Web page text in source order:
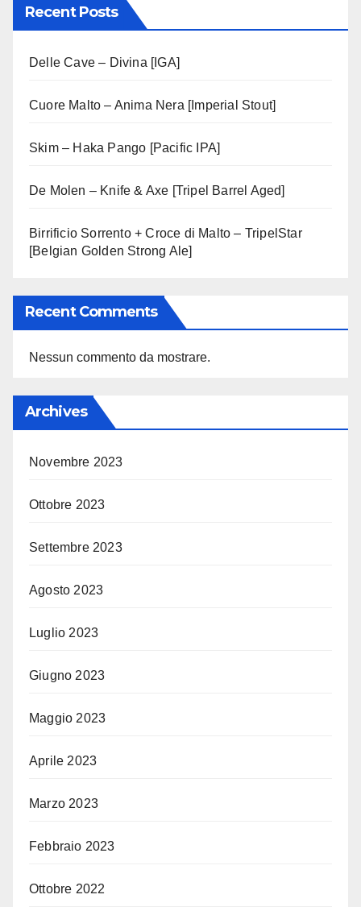
Recent Posts
Delle Cave – Divina [IGA]
Cuore Malto – Anima Nera [Imperial Stout]
Skim – Haka Pango [Pacific IPA]
De Molen – Knife & Axe [Tripel Barrel Aged]
Birrificio Sorrento + Croce di Malto – TripelStar
[Belgian Golden Strong Ale]
Recent Comments
Nessun commento da mostrare.
Archives
Novembre 2023
Ottobre 2023
Settembre 2023
Agosto 2023
Luglio 2023
Giugno 2023
Maggio 2023
Aprile 2023
Marzo 2023
Febbraio 2023
Ottobre 2022